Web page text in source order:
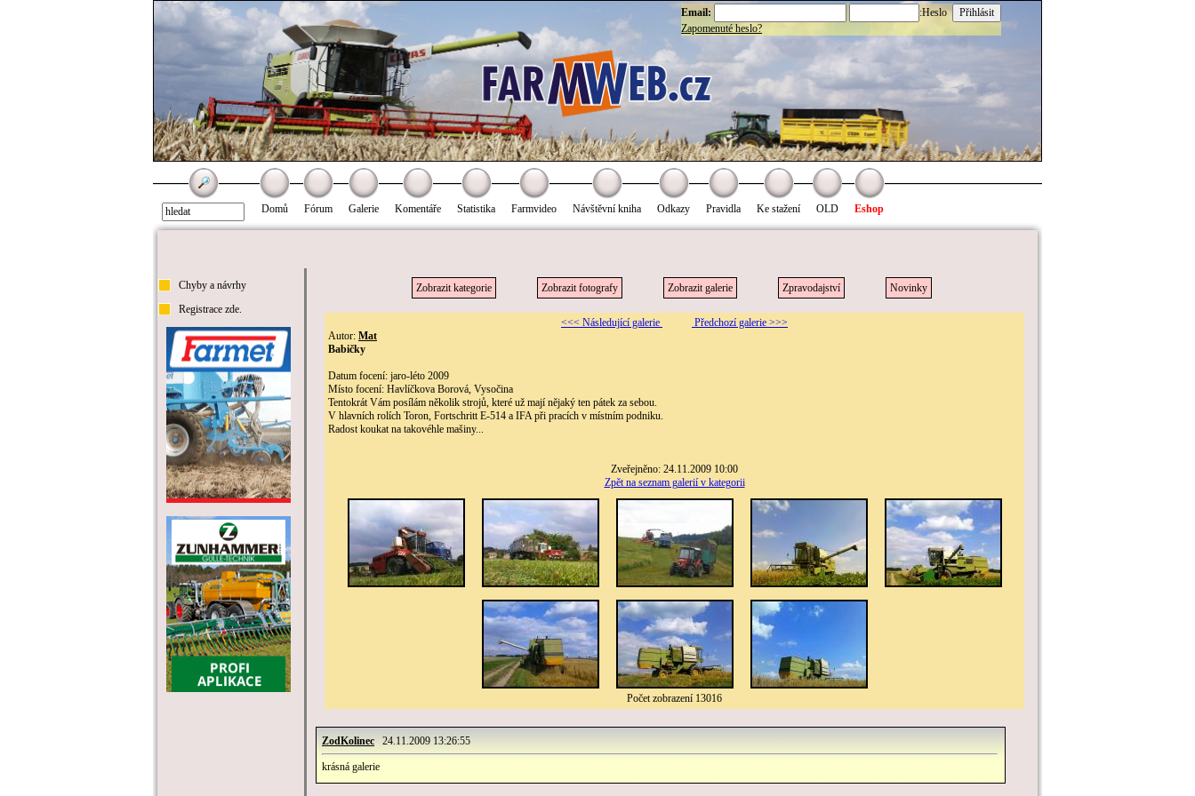
Email:
:Heslo
Zapomenuté heslo?
Domů Fórum Galerie Komentáře Statistika Farmvideo Návštěvní kniha Odkazy Pravidla Ke stažení OLD Eshop
Chyby a návrhy
Registrace zde.
Zobrazit kategorie Zobrazit fotografy Zobrazit galerie Zpravodajství Novinky
<<< Následující galerie
Předchozí galerie >>>
Autor: Mat
Babičky
Datum focení: jaro-léto 2009
Místo focení: Havlíčkova Borová, Vysočina
Tentokrát Vám posílám několik strojů, které už mají nějaký ten pátek za sebou.
V hlavních rolích Toron, Fortschritt E-514 a IFA při pracích v místním podniku.
Radost koukat na takovéhle mašiny...
Zveřejněno: 24.11.2009 10:00
Zpět na seznam galerií v kategorii
Počet zobrazení 13016
ZodKolinec 24.11.2009 13:26:55
krásná galerie